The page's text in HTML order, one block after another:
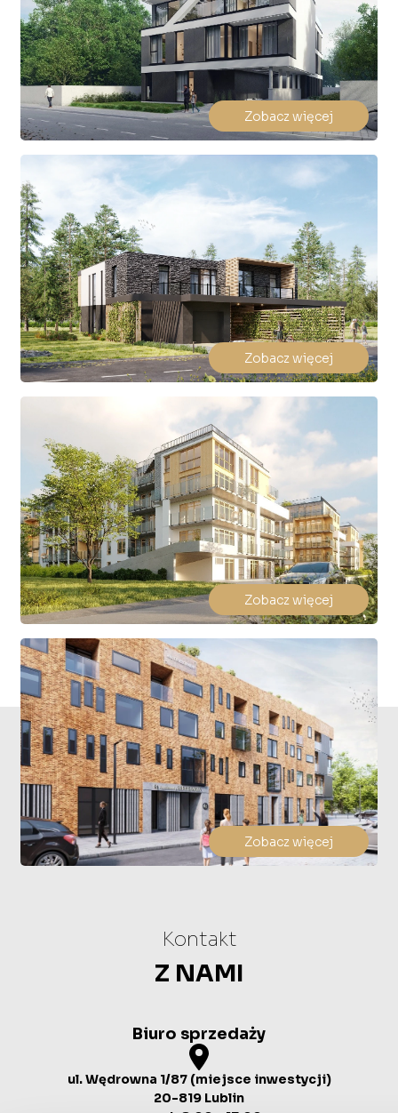
Zobacz więcej
Zobacz więcej
Zobacz więcej
Zobacz więcej
Kontakt
Z NAMI
Biuro sprzedaży
ul. Wędrowna 1/87 (miejsce inwestycji)
20-819 Lublin